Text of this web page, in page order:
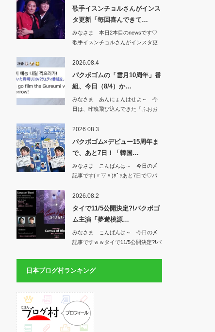
歌手イスンチョルさんがインス
タ更新「毎回喜んできて…
みなさま 本日2本目のnewsです♡
歌手イスンチョルさんがインスタ更
2026.08.4
パクボゴムの「雲月10周年」番
組、今日（8/4）か…
みなさま あんにょんはせよ～ 今
日は、昨晩飛び込んできた「ふおお
2026.08.3
パクボゴム×デビュー15周年ま
で、あと7日！「韓国…
みなさま こんばんは～ 今日の〆
記事です(〃▽〃)ﾎﾟｯあと7日で♡パ
2026.08.2
タイで11/5公開決定?!パクボゴ
ム主演「夢遊桃源…
みなさま こんばんは～ 今日の〆
記事ですｗｗタイで11/5公開決定?!パ
日本ブログ村ランキング